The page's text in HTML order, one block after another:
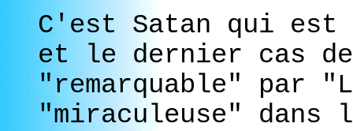
C'est Satan qui est
et le dernier cas
"remarquable" par
"miraculeuse" dans